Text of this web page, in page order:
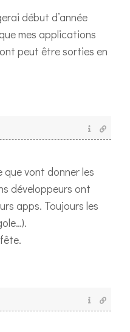
début d’année
mes applications
peut être sorties en
que vont donner les
développeurs ont
apps. Toujours les